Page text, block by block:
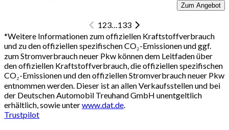
Zum Angebot
123…133
*Weitere Informationen zum offiziellen Kraftstoffverbrauch
und zu den offiziellen spezifischen CO₂-Emissionen und ggf.
zum Stromverbrauch neuer Pkw können dem Leitfaden über
den offiziellen Kraftstoffverbrauch, die offiziellen spezifischen
CO₂-Emissionen und den offiziellen Stromverbrauch neuer Pkw
entnommen werden. Dieser ist an allen Verkaufsstellen und bei
der Deutschen Automobil Treuhand GmbH unentgeltlich
erhältlich, sowie unterwww.dat.de
Trustpilot